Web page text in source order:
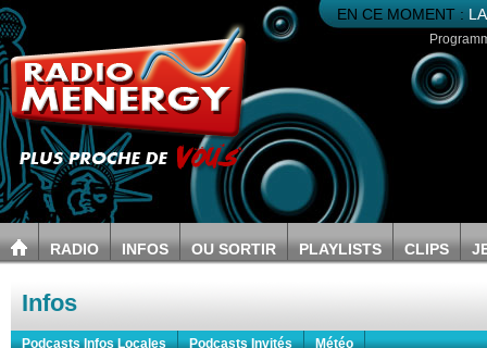
EN CE MOMENT :
RADIO INFOS OU SORTIR PLAYLISTS CLIPS
Infos
Podcasts Infos Locales Podcasts Invités Météo